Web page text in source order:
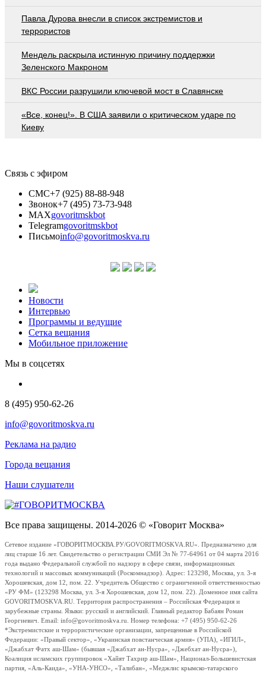
Павла Дурова внесли в список экстремистов и
террористов
Мендель раскрыла истинную причину поддержки
Зеленского Макроном
ВКС России разрушили ключевой мост в Славянске
«Все, конец!». В США заявили о критическом ударе по
Киеву
Связь с эфиром
СМС+7 (925) 88-88-948
Звонок+7 (495) 73-73-948
MAXgovoritmskbot
Telegramgovoritmskbot
Письмоinfo@govoritmoskva.ru
Новости
Интервью
Программы и ведущие
Сетка вещания
Мобильное приложение
Мы в соцсетях
8 (495) 950-62-26
info@govoritmoskva.ru
Реклама на радио
Города вещания
Наши слушатели
Все права защищены. 2014-2026 © «Говорит Москва»
Сетевое издание «ГОВОРИТМОСКВА.РУ/GOVORITMOSKVA.RU». Предназначено для
лиц старше 16 лет. Свидетельство о регистрации СМИ Эл № 77-64961 от 04 марта 2016
года выдано Федеральной службой по надзору в сфере связи, информационных
технологий и массовых коммуникаций (Роскомнадзор). Адрес: 123298, Москва, ул. 3-я
Хорошевская, дом 12, пом. 22. Учредитель Общество с ограниченной ответственностью
«РУ ФМ» (123298 Москва, ул. 3-я Хорошевская, дом 12, пом. 22). Доменное имя сайта
GOVORITMOSKVA.RU. Территория распространения – Российская Федерация и
зарубежные страны. Языки: русский и английский. Главный редактор Бабаян Роман
Георгиевич. Email: info@govoritmoskva.ru. Номер телефона: +7 (495) 950-62-26
*Экстремистские и террористические организации, запрещенные в Российской
Федерации: «Правый сектор», «Украинская повстанческая армия» (УПА), «ИГИЛ»,
«Джабхат Фатх аш-Шам» (бывшая «Джабхат ан-Нусра», «Джебхат ан-Нусра»),
Коалиция исламских группировок «Хайят Тахрир аш-Шам», Национал-Большевистская
партия, «Аль-Каида», «УНА-УНСО», «Талибан», «Меджлис крымско-татарского